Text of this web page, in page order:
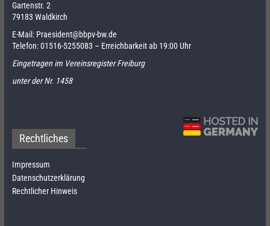
Gartenstr. 2
79183 Waldkirch
E-Mail: Praesident@bbpv-bw.de
Telefon:01516-5255083 – Erreichbarkeit ab 19:00 Uhr
Eingetragen im Vereinsregister Freiburg
unter der Nr. 1458
Rechtliches
Impressum
Datenschutzerklärung
Rechtlicher Hinweis